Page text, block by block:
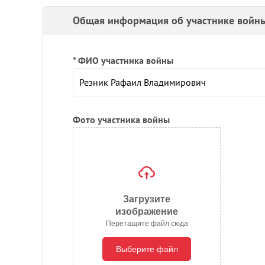
Общая информация об участнике
* ФИО участника войны
Фото участника войны
Загрузите
изображение
Перетащите файл сюда